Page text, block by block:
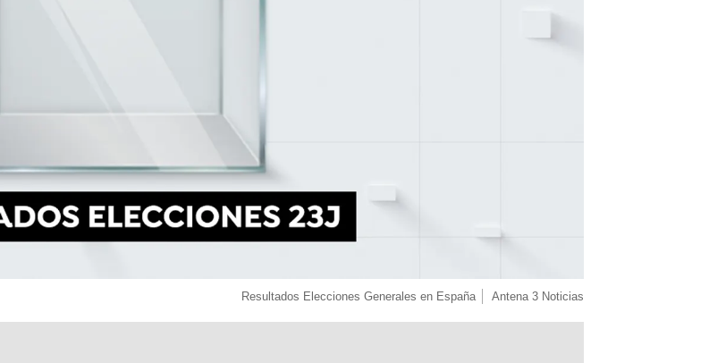
Resultados Elecciones Generales en España Antena 3 Noticias